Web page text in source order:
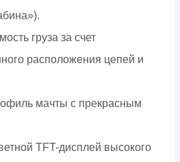
груза за счет
расположения цепей и
мачты с прекрасным
TFT-дисплей высокого